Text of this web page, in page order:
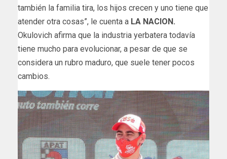
también la familia tira, los hijos crecen y uno tiene que
atender otra cosas”, le cuenta a LA NACION.
Okulovich afirma que la industria yerbatera todavía
tiene mucho para evolucionar, a pesar de que se
considera un rubro maduro, que suele tener pocos
cambios.